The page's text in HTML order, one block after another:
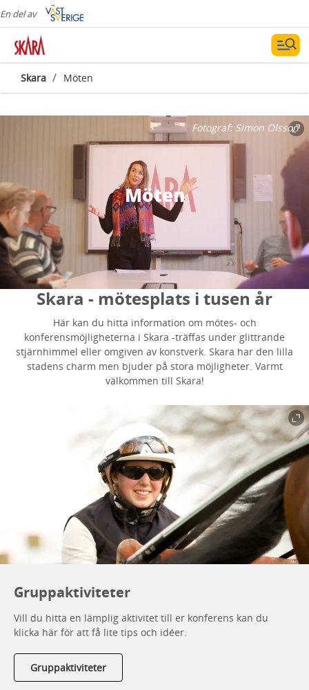
En del av
Skara / Möten
Möten
Fotograf: Simon Olsson
Skara - mötesplats i tusen år
Här kan du hitta information om mötes- och
konferensmöjligheterna i Skara -träffas under glittrande
stjärnhimmel eller omgiven av konstverk. Skara har den lilla
stadens charm men bjuder på stora möjligheter. Varmt
välkommen till Skara!
Gruppaktiviteter
Vill du hitta en lämplig aktivitet till er konferens kan du
klicka här för att få lite tips och idéer.
Gruppaktiviteter